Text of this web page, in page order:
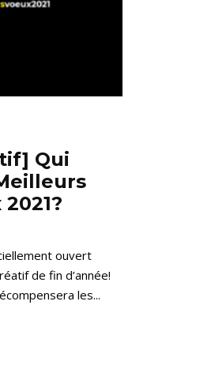
Qui
ouvert
de fin d’année!
les...